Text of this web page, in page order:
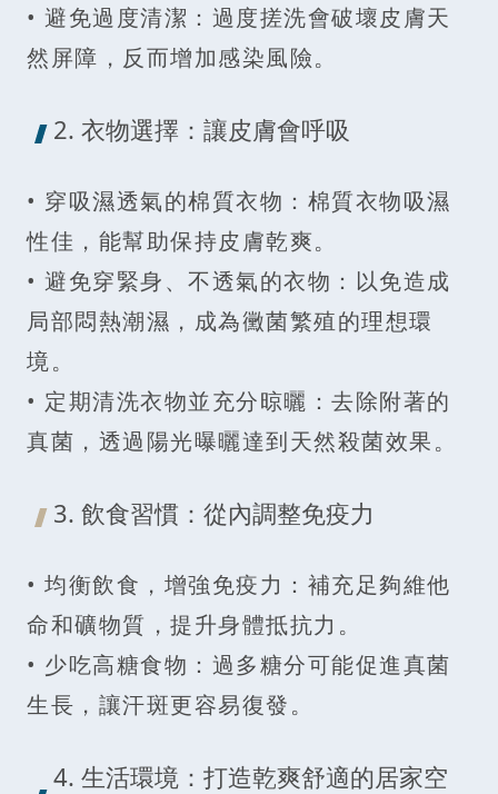
• 避免過度清潔：過度搓洗會破壞皮膚天
然屏障，反而增加感染風險。
2. 衣物選擇：讓皮膚會呼吸
• 穿吸濕透氣的棉質衣物：棉質衣物吸濕
性佳，能幫助保持皮膚乾爽。
• 避免穿緊身、不透氣的衣物：以免造成
局部悶熱潮濕，成為黴菌繁殖的理想環
境。
• 定期清洗衣物並充分晾曬：去除附著的
真菌，透過陽光曝曬達到天然殺菌效果。
3. 飲食習慣：從內調整免疫力
• 均衡飲食，增強免疫力：補充足夠維他
命和礦物質，提升身體抵抗力。
• 少吃高糖食物：過多糖分可能促進真菌
生長，讓汗斑更容易復發。
4. 生活環境：打造乾爽舒適的居家空